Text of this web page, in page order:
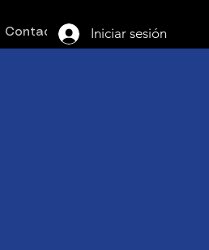
Contacto Iniciar sesión